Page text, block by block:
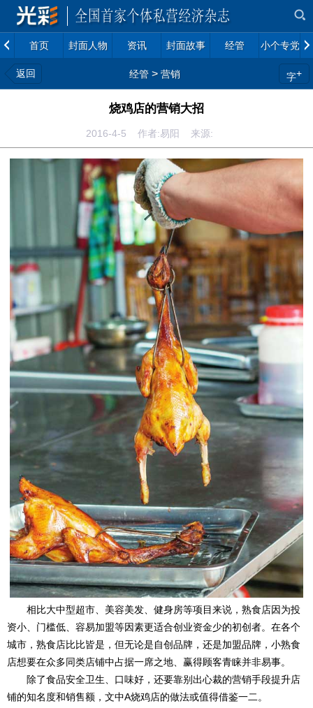
首页 封面人物 资讯 封面故事 经管 小个专党建
返回 经管 > 营销 字+
烧鸡店的营销大招
2016-4-5 作者:易阳 来源:
相比大中型超市、美容美发、健身房等项目来说，熟食店因为投
资小、门槛低、容易加盟等因素更适合创业资金少的初创者。在各个
城市，熟食店比比皆是，但无论是自创品牌，还是加盟品牌，小熟食
店想要在众多同类店铺中占据一席之地、赢得顾客青睐并非易事。
除了食品安全卫生、口味好，还要靠别出心裁的营销手段提升店
铺的知名度和销售额，文中A烧鸡店的做法或值得借鉴一二。